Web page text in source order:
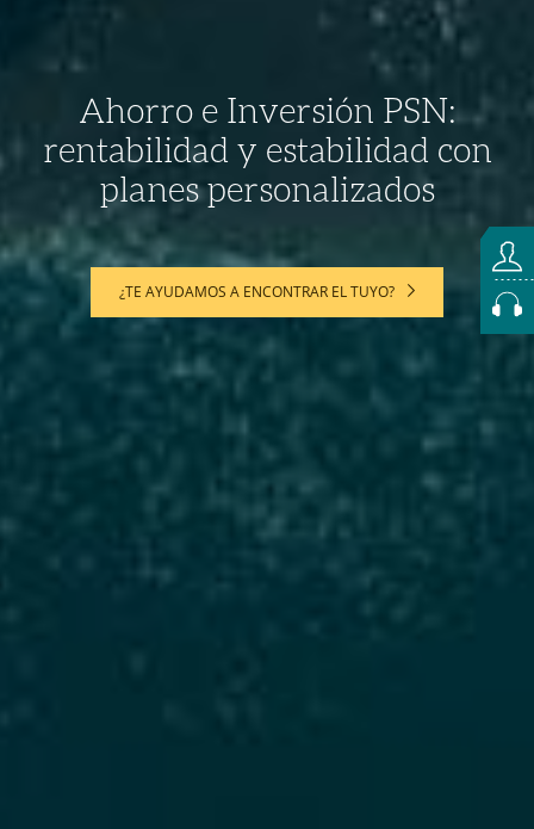
Ahorro e Inversión PSN:
rentabilidad y estabilidad con
planes personalizados
¿TE AYUDAMOS A ENCONTRAR EL TUYO?